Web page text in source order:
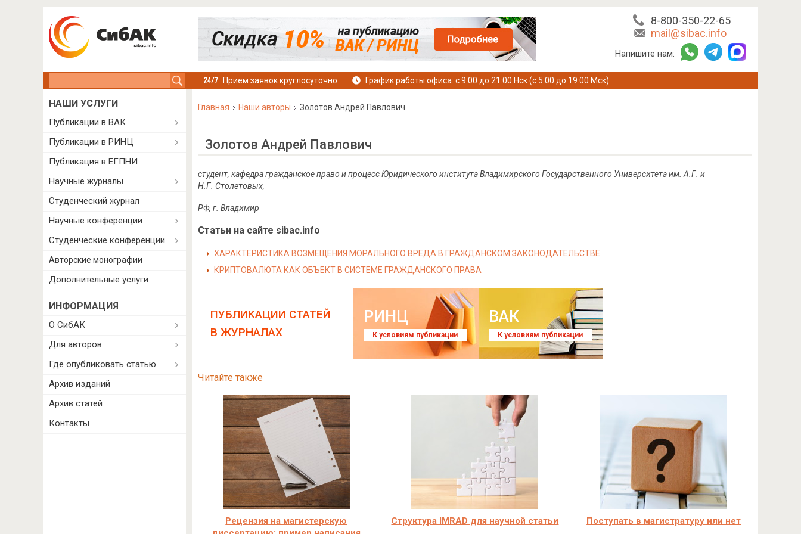
8-800-350-22-65
mail@sibac.info
Напишите нам:
Прием заявок круглосуточно График работы офиса: с 9:00 до 21:00 Нск (с 5:00 до 19:00 Мск)
Главная Наши авторы Золотов Андрей Павлович
Золотов Андрей Павлович
студент, кафедра гражданское право и процесс Юридического института Владимирского Государственного Университета им. А.Г. и
Н.Г. Столетовых,
РФ, г. Владимир
Статьи на сайте sibac.info
ХАРАКТЕРИСТИКА ВОЗМЕЩЕНИЯ МОРАЛЬНОГО ВРЕДА В ГРАЖДАНСКОМ ЗАКОНОДАТЕЛЬСТВЕ
КРИПТОВАЛЮТА КАК ОБЪЕКТ В СИСТЕМЕ ГРАЖДАНСКОГО ПРАВА
ПУБЛИКАЦИИ СТАТЕЙ
В ЖУРНАЛАХ
РИНЦ
К условиям публикации
ВАК
К условиям публикации
Читайте также
Рецензия на магистерскую
Структура IMRAD для научной статьи Поступать в магистратуру или нет
НАШИ УСЛУГИ
Публикации в ВАК
Публикации в РИНЦ
Публикация в ЕГПНИ
Научные журналы
Студенческий журнал
Научные конференции
Студенческие конференции
Авторские монографии
Дополнительные услуги
ИНФОРМАЦИЯ
О СибАК
Для авторов
Где опубликовать статью
Архив изданий
Архив статей
Контакты